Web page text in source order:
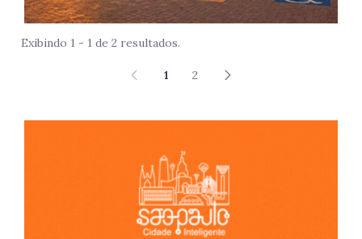
Exibindo 1 - 1 de 2 resultados.
1 2